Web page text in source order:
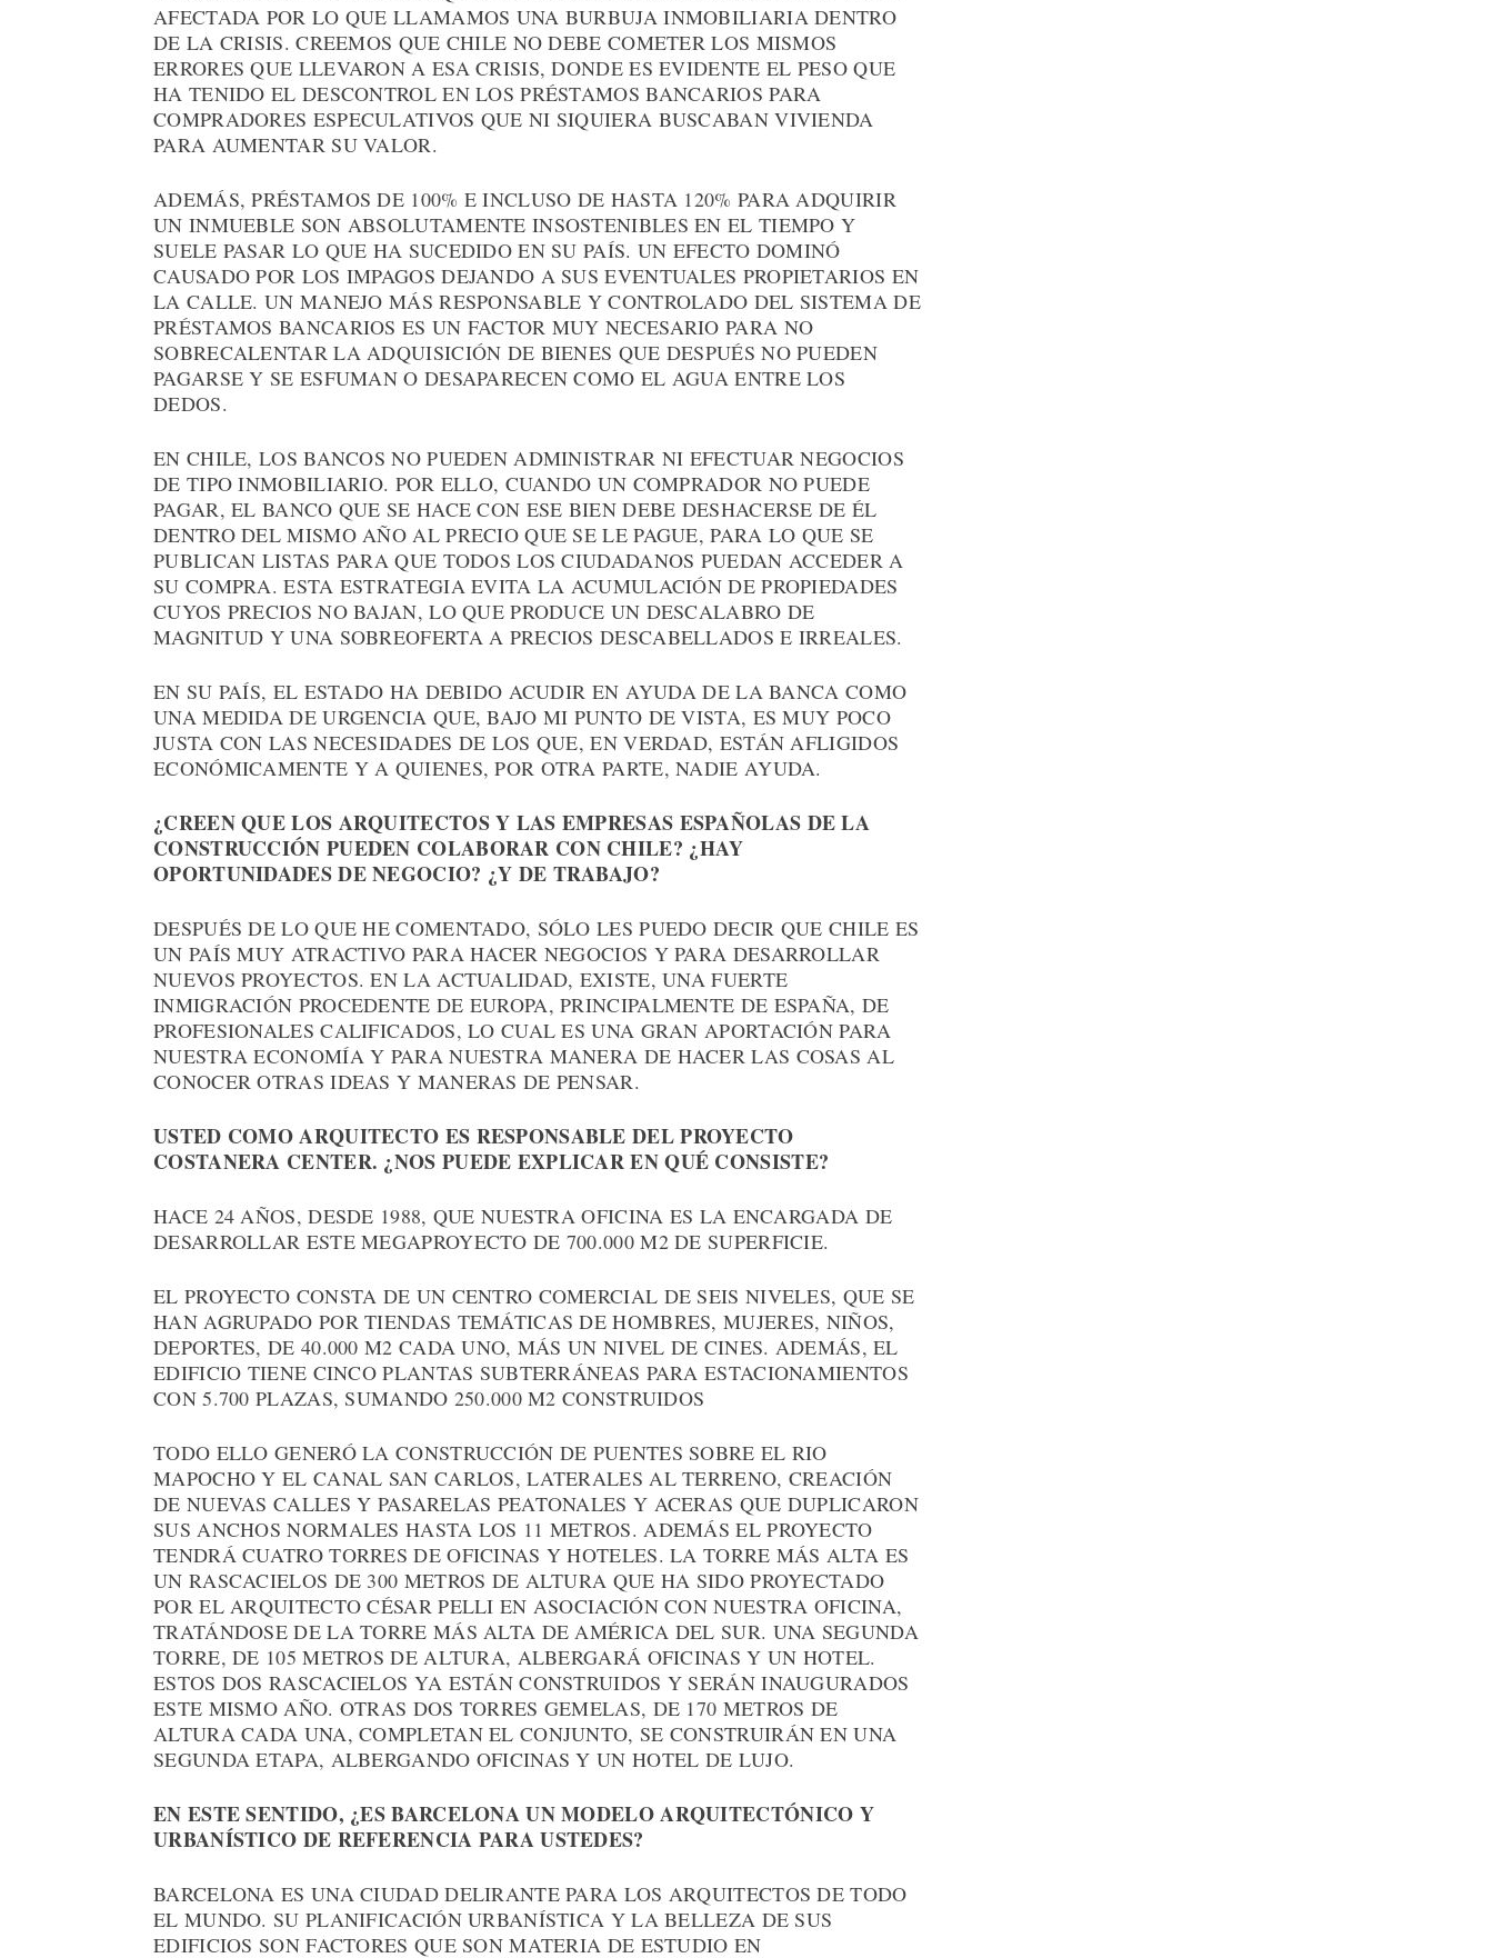
AFECTADA POR LO QUE LLAMAMOS UNA BURBUJA INMOBILIARIA DENTRO
DE LA CRISIS. CREEMOS QUE CHILE NO DEBE COMETER LOS MISMOS
ERRORES QUE LLEVARON A ESA CRISIS, DONDE ES EVIDENTE EL PESO QUE
HA TENIDO EL DESCONTROL EN LOS PRÉSTAMOS BANCARIOS PARA
COMPRADORES ESPECULATIVOS QUE NI SIQUIERA BUSCABAN VIVIENDA
PARA AUMENTAR SU VALOR.
ADEMÁS, PRÉSTAMOS DE 100% E INCLUSO DE HASTA 120% PARA ADQUIRIR
UN INMUEBLE SON ABSOLUTAMENTE INSOSTENIBLES EN EL TIEMPO Y
SUELE PASAR LO QUE HA SUCEDIDO EN SU PAÍS. UN EFECTO DOMINÓ
CAUSADO POR LOS IMPAGOS DEJANDO A SUS EVENTUALES PROPIETARIOS EN
LA CALLE. UN MANEJO MÁS RESPONSABLE Y CONTROLADO DEL SISTEMA DE
PRÉSTAMOS BANCARIOS ES UN FACTOR MUY NECESARIO PARA NO
SOBRECALENTAR LA ADQUISICIÓN DE BIENES QUE DESPUÉS NO PUEDEN
PAGARSE Y SE ESFUMAN O DESAPARECEN COMO EL AGUA ENTRE LOS
DEDOS.
EN CHILE, LOS BANCOS NO PUEDEN ADMINISTRAR NI EFECTUAR NEGOCIOS
DE TIPO INMOBILIARIO. POR ELLO, CUANDO UN COMPRADOR NO PUEDE
PAGAR, EL BANCO QUE SE HACE CON ESE BIEN DEBE DESHACERSE DE ÉL
DENTRO DEL MISMO AÑO AL PRECIO QUE SE LE PAGUE, PARA LO QUE SE
PUBLICAN LISTAS PARA QUE TODOS LOS CIUDADANOS PUEDAN ACCEDER A
SU COMPRA. ESTA ESTRATEGIA EVITA LA ACUMULACIÓN DE PROPIEDADES
CUYOS PRECIOS NO BAJAN, LO QUE PRODUCE UN DESCALABRO DE
MAGNITUD Y UNA SOBREOFERTA A PRECIOS DESCABELLADOS E IRREALES.
EN SU PAÍS, EL ESTADO HA DEBIDO ACUDIR EN AYUDA DE LA BANCA COMO
UNA MEDIDA DE URGENCIA QUE, BAJO MI PUNTO DE VISTA, ES MUY POCO
JUSTA CON LAS NECESIDADES DE LOS QUE, EN VERDAD, ESTÁN AFLIGIDOS
ECONÓMICAMENTE Y A QUIENES, POR OTRA PARTE, NADIE AYUDA.
¿CREEN QUE LOS ARQUITECTOS Y LAS EMPRESAS ESPAÑOLAS DE LA
CONSTRUCCIÓN PUEDEN COLABORAR CON CHILE? ¿HAY
OPORTUNIDADES DE NEGOCIO? ¿Y DE TRABAJO?
DESPUÉS DE LO QUE HE COMENTADO, SÓLO LES PUEDO DECIR QUE CHILE ES
UN PAÍS MUY ATRACTIVO PARA HACER NEGOCIOS Y PARA DESARROLLAR
NUEVOS PROYECTOS. EN LA ACTUALIDAD, EXISTE, UNA FUERTE
INMIGRACIÓN PROCEDENTE DE EUROPA, PRINCIPALMENTE DE ESPAÑA, DE
PROFESIONALES CALIFICADOS, LO CUAL ES UNA GRAN APORTACIÓN PARA
NUESTRA ECONOMÍA Y PARA NUESTRA MANERA DE HACER LAS COSAS AL
CONOCER OTRAS IDEAS Y MANERAS DE PENSAR.
USTED COMO ARQUITECTO ES RESPONSABLE DEL PROYECTO
COSTANERA CENTER. ¿NOS PUEDE EXPLICAR EN QUÉ CONSISTE?
HACE 24 AÑOS, DESDE 1988, QUE NUESTRA OFICINA ES LA ENCARGADA DE
DESARROLLAR ESTE MEGAPROYECTO DE 700.000 M2 DE SUPERFICIE.
EL PROYECTO CONSTA DE UN CENTRO COMERCIAL DE SEIS NIVELES, QUE SE
HAN AGRUPADO POR TIENDAS TEMÁTICAS DE HOMBRES, MUJERES, NIÑOS,
DEPORTES, DE 40.000 M2 CADA UNO, MÁS UN NIVEL DE CINES. ADEMÁS, EL
EDIFICIO TIENE CINCO PLANTAS SUBTERRÁNEAS PARA ESTACIONAMIENTOS
CON 5.700 PLAZAS, SUMANDO 250.000 M2 CONSTRUIDOS
TODO ELLO GENERÓ LA CONSTRUCCIÓN DE PUENTES SOBRE EL RIO
MAPOCHO Y EL CANAL SAN CARLOS, LATERALES AL TERRENO, CREACIÓN
DE NUEVAS CALLES Y PASARELAS PEATONALES Y ACERAS QUE DUPLICARON
SUS ANCHOS NORMALES HASTA LOS 11 METROS. ADEMÁS EL PROYECTO
TENDRÁ CUATRO TORRES DE OFICINAS Y HOTELES. LA TORRE MÁS ALTA ES
UN RASCACIELOS DE 300 METROS DE ALTURA QUE HA SIDO PROYECTADO
POR EL ARQUITECTO CÉSAR PELLI EN ASOCIACIÓN CON NUESTRA OFICINA,
TRATÁNDOSE DE LA TORRE MÁS ALTA DE AMÉRICA DEL SUR. UNA SEGUNDA
TORRE, DE 105 METROS DE ALTURA, ALBERGARÁ OFICINAS Y UN HOTEL.
ESTOS DOS RASCACIELOS YA ESTÁN CONSTRUIDOS Y SERÁN INAUGURADOS
ESTE MISMO AÑO. OTRAS DOS TORRES GEMELAS, DE 170 METROS DE
ALTURA CADA UNA, COMPLETAN EL CONJUNTO, SE CONSTRUIRÁN EN UNA
SEGUNDA ETAPA, ALBERGANDO OFICINAS Y UN HOTEL DE LUJO.
EN ESTE SENTIDO, ¿ES BARCELONA UN MODELO ARQUITECTÓNICO Y
URBANÍSTICO DE REFERENCIA PARA USTEDES?
BARCELONA ES UNA CIUDAD DELIRANTE PARA LOS ARQUITECTOS DE TODO
EL MUNDO. SU PLANIFICACIÓN URBANÍSTICA Y LA BELLEZA DE SUS
EDIFICIOS SON FACTORES QUE SON MATERIA DE ESTUDIO EN